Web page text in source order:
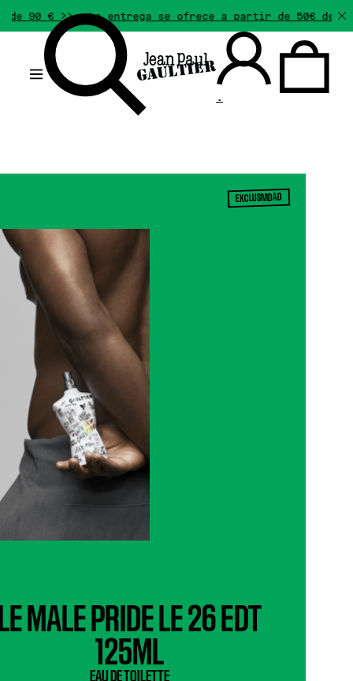
€ >> La entrega se ofrece a partir de 50€ de
.
EXCLUSIVIDAD
MALE PRIDE LE 26 EDT
125ML
EAU DE TOILETTE